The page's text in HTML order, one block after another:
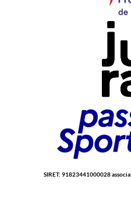
SIRET: 91823441000028